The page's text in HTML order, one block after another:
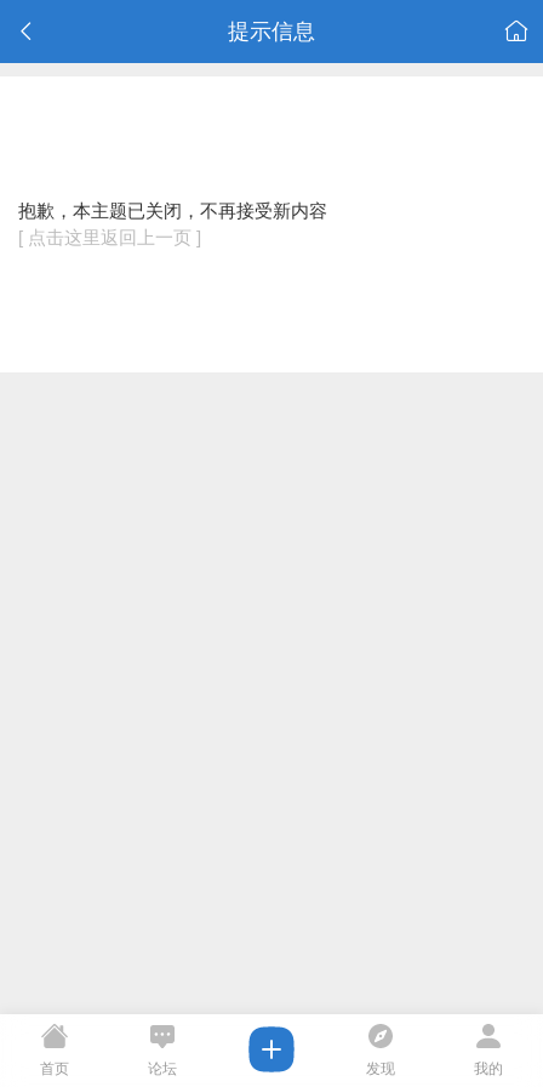
提示信息
抱歉，本主题已关闭，不再接受新内容
[ 点击这里返回上一页 ]
首页 论坛 发现 我的